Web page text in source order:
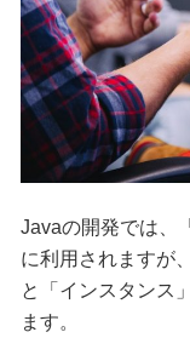
Javaの開発では、
に利用されますが
と「インスタンス
ます。